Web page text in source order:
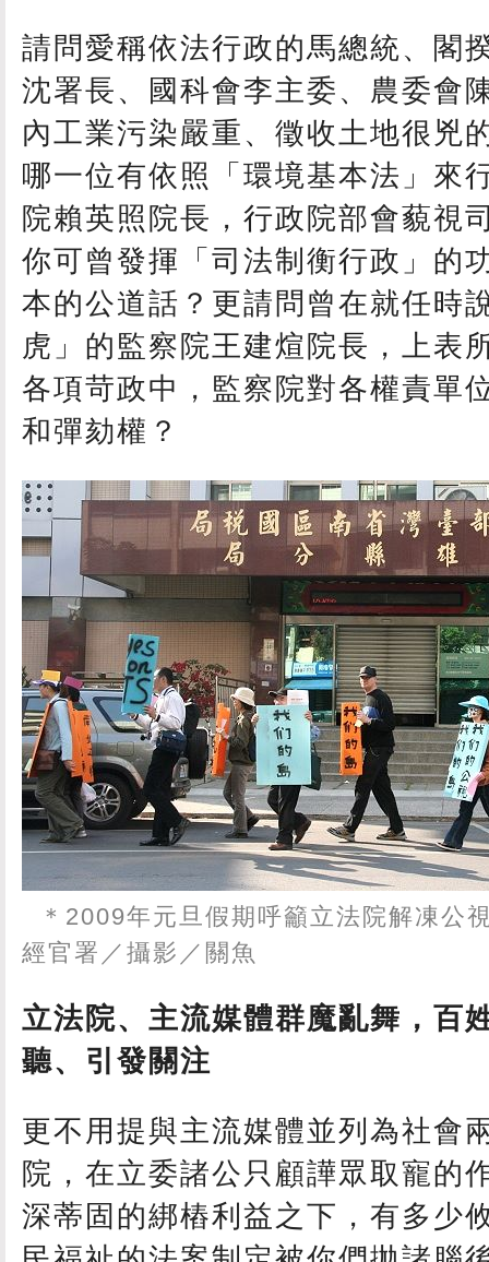
請問愛稱依法行政的馬總統、閣
沈署長、國科會李主委、農委會
內工業污染嚴重、徵收土地很兇
哪一位有依照「環境基本法」來
院賴英照院長，行政院部會藐視
你可曾發揮「司法制衡行政」的
本的公道話？更請問曾在就任時
虎」的監察院王建煊院長，上表
各項苛政中，監察院對各權責單
和彈劾權？
＊2009年元旦假期呼籲立法院解凍公
經官署／攝影／關魚
立法院、主流媒體群魔亂舞，百
聽、引發關注
更不用提與主流媒體並列為社會
院，在立委諸公只顧譁眾取寵的
深蒂固的綁樁利益之下，有多少